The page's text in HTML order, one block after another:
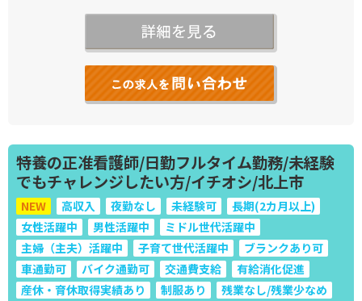
特養の正准看護師/日勤フルタイム勤務/未経験
でもチャレンジしたい方/イチオシ/北上市
NEW 高収入 夜勤なし 未経験可
長期(2カ月以上)
女性活躍中
男性活躍中
ミドル世代活躍中
主婦（主夫）活躍中
子育て世代活躍中
ブランクあり可
車通勤可
バイク通勤可 交通費支給
有給消化促進
産休・育休取得実績あり
制服あり
残業なし/残業少なめ